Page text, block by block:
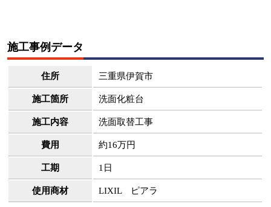
施工事例データ
住所 三重県伊賀市
施工箇所 洗面化粧台
施工内容 洗面取替工事
費用 約16万円
工期 1日
使用商材 LIXIL ピアラ